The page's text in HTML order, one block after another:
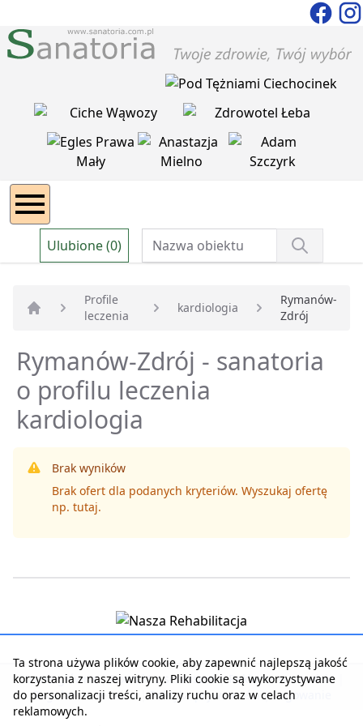
Ulubione (0)
Strona główna
Profile
leczenia
kardiologia
Rymanów-
Zdrój
Rymanów-Zdrój - sanatoria
o profilu leczenia
kardiologia
Brak wyników
Brak ofert dla podanych kryteriów. Wyszukaj ofertę
np. tutaj.
Strona główna | Kontakt z serwisem | Reklama w serwisie
Regulamin serwisu | Polityka prywatności | Logowanie
Ta strona używa plików cookie, aby zapewnić najlepszą jakość
korzystania z naszej witryny. Pliki cookie są wykorzystywane
do personalizacji treści, analizy ruchu oraz w celach
reklamowych.